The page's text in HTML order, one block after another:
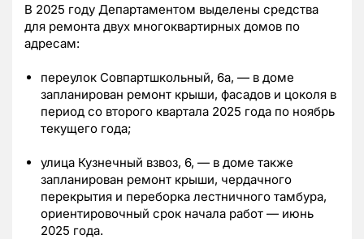
В 2025 году Департаментом выделены средства
для ремонта двух многоквартирных домов по
адресам:
переулок Совпартшкольный, 6а, — в доме
запланирован ремонт крыши, фасадов и цоколя в
период со второго квартала 2025 года по ноябрь
текущего года;
улица Кузнечный взвоз, 6, — в доме также
запланирован ремонт крыши, чердачного
перекрытия и переборка лестничного тамбура,
ориентировочный срок начала работ — июнь
2025 года.